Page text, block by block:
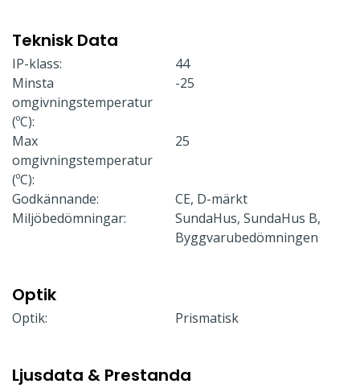
Teknisk Data
IP-klass:
44
Minsta
omgivningstemperatur
(ºC):
-25
Max
omgivningstemperatur
(ºC):
25
Godkännande:
CE, D-märkt
Miljöbedömningar:
SundaHus, SundaHus B,
Byggvarubedömningen
Optik
Optik: Prismatisk
Ljusdata & Prestanda